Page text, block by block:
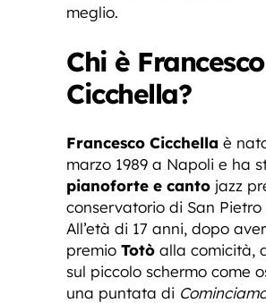
meglio.
Chi è Francesco
Cicchella?
Francesco Cicchella è
marzo 1989 a Napoli e ha
pianoforte e canto jazz
conservatorio di San Pietro
All’età di 17 anni, dopo
premio Totò alla comicità,
sul piccolo schermo come
una puntata di